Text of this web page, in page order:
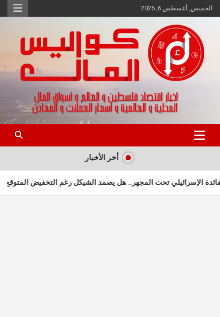
Skip
to
الخميس, أغسطس 6, 2026
كواليس المال
اخبار اقتصاد فلسطين و العالم و تقارير اسواق المال و العملات
أخر الأخبار
تحت المجهر.. هل يصمد الشيكل رغم التخفيض المتوقع؟ النزاع